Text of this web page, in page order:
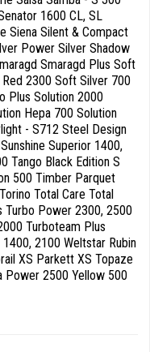
1600 CL, SL
Siena Silent & Compact
Power Silver Shadow
Smaragd Plus Soft
2300 Soft Silver 700
Plus Solution 2000
Hepa 700 Solution
- S712 Steel Design
Superior 1400,
Tango Black Edition S
500 Timber Parquet
Total Care Total
Turbo Power 2300, 2500
Turboteam Plus
2100 Weltstar Rubin
XS Parkett XS Topaze
Power 2500 Yellow 500